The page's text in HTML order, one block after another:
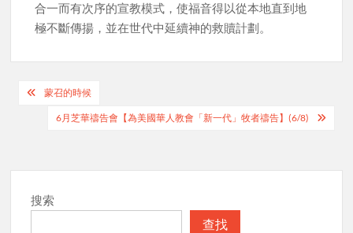
合一而有次序的宣教模式，使福音得以從本地直到地
極不斷傳揚，並在世代中延續神的救贖計劃。
Post
navigation
蒙召的時候
6月芝華禱告會【為美國華人教會「新一代」牧者禱告】(6/8)
搜索
查找